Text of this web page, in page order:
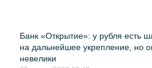
Банк «Открытие»: у рубля есть
на дальнейшее укрепление, но
невелики